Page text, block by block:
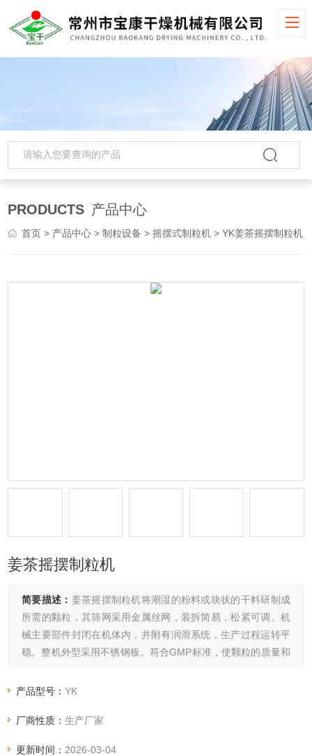
PRODUCTS 产品中心
首页 > 产品中心 >制粒设备 >摇摆式制粒机 > YK姜茶摇摆制粒机
姜茶摇摆制粒机
简要描述： 姜茶摇摆制粒机将潮湿的粉料或块状的干料研制成
所需的颗粒，其筛网采用金属丝网，装拆简易，松紧可调。机
械主要部件封闭在机体内，并附有润滑系统，生产过程运转平
稳。整机外型采用不锈钢板。符合GMP标准，使颗粒的质量和
产品型号：YK
厂商性质：生产厂家
更新时间： 2026-03-04